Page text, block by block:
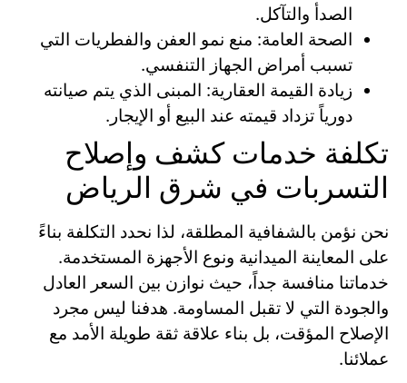
الصدأ والتآكل.
الصحة العامة: منع نمو العفن والفطريات التي
تسبب أمراض الجهاز التنفسي.
زيادة القيمة العقارية: المبنى الذي يتم صيانته
دورياً تزداد قيمته عند البيع أو الإيجار.
تكلفة خدمات كشف وإصلاح
التسربات في شرق الرياض
نحن نؤمن بالشفافية المطلقة، لذا نحدد التكلفة بناءً
على المعاينة الميدانية ونوع الأجهزة المستخدمة.
خدماتنا منافسة جداً، حيث نوازن بين السعر العادل
والجودة التي لا تقبل المساومة. هدفنا ليس مجرد
الإصلاح المؤقت، بل بناء علاقة ثقة طويلة الأمد مع
عملائنا.